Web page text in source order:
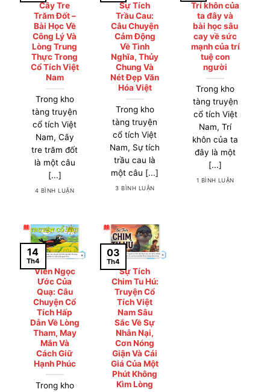
Cây Tre
Trăm Đốt –
Bài Học Về
Công Lý Và
Lòng Trung
Thực Trong
Cổ Tích Việt
Nam
Trong kho
tàng truyện
cổ tích Việt
Nam, Cây
tre trăm đốt
là một câu
[...]
4 BÌNH LUẬN
Sự Tích
Trầu Cau:
Câu Chuyện
Cảm Động
Về Tình
Nghĩa, Thủy
Chung Và
Nét Đẹp Văn
Hóa Việt
Trong kho
tàng truyện
cổ tích Việt
Nam, Sự tích
trầu cau là
một câu [...]
3 BÌNH LUẬN
Trí khôn của
ta đây và
bài học sâu
cay về sức
mạnh của trí
tuệ con
người
Trong kho
tàng truyện
cổ tích Việt
Nam, Trí
khôn của ta
đây là một
[...]
1 BÌNH LUẬN
Viên Ngọc
Ước Của
Quạ: Câu
Chuyện Cổ
Tích Hấp
Dẫn Về Lòng
Tham, May
Mắn Và
Cách Giữ
Hạnh Phúc
Trong kho
14
Th4
Sự Tích
Chim Tu Hú:
Truyện Cổ
Tích Việt
Nam Sâu
Sắc Về Sự
Nhẫn Nại,
Cơn Nóng
Giận Và Cái
Giá Của Một
Phút Không
Kìm Lòng
03
Th4